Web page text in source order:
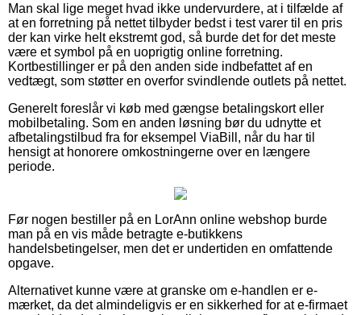
Man skal lige meget hvad ikke undervurdere, at i tilfælde af
at en forretning på nettet tilbyder bedst i test varer til en pris
der kan virke helt ekstremt god, så burde det for det meste
være et symbol på en uoprigtig online forretning.
Kortbestillinger er på den anden side indbefattet af en
vedtægt, som støtter en overfor svindlende outlets på nettet.
Generelt foreslår vi køb med gængse betalingskort eller
mobilbetaling. Som en anden løsning bør du udnytte et
afbetalingstilbud fra for eksempel ViaBill, når du har til
hensigt at honorere omkostningerne over en længere
periode.
Før nogen bestiller på en LorAnn online webshop burde
man på en vis måde betragte e-butikkens
handelsbetingelser, men det er undertiden en omfattende
opgave.
Alternativet kunne være at granske om e-handlen er e-
mærket, da det almindeligvis er en sikkerhed for at e-firmaet